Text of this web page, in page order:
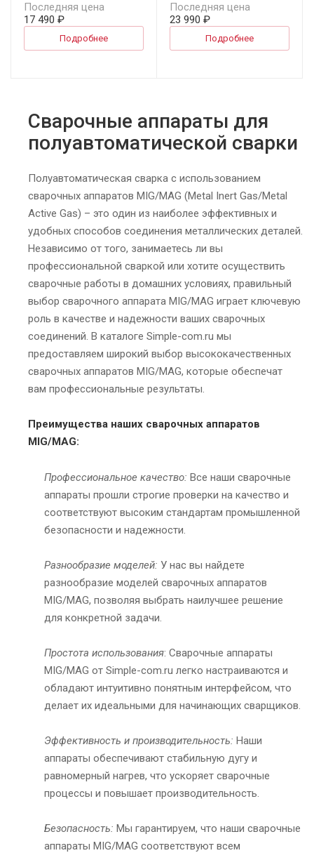
Последняя цена
17 490 ₽
Подробнее
Последняя цена
23 990 ₽
Подробнее
Сварочные аппараты для
полуавтоматической сварки
Полуавтоматическая сварка с использованием
сварочных аппаратов MIG/MAG (Metal Inert Gas/Metal
Active Gas) – это один из наиболее эффективных и
удобных способов соединения металлических деталей.
Независимо от того, занимаетесь ли вы
профессиональной сваркой или хотите осуществить
сварочные работы в домашних условиях, правильный
выбор сварочного аппарата MIG/MAG играет ключевую
роль в качестве и надежности ваших сварочных
соединений. В каталоге Simple-com.ru мы
предоставляем широкий выбор высококачественных
сварочных аппаратов MIG/MAG, которые обеспечат
вам профессиональные результаты.
Преимущества наших сварочных аппаратов
MIG/MAG:
Профессиональное качество: Все наши сварочные
аппараты прошли строгие проверки на качество и
соответствуют высоким стандартам промышленной
безопасности и надежности.
Разнообразие моделей: У нас вы найдете
разнообразие моделей сварочных аппаратов
MIG/MAG, позволяя выбрать наилучшее решение
для конкретной задачи.
Простота использования: Сварочные аппараты
MIG/MAG от Simple-com.ru легко настраиваются и
обладают интуитивно понятным интерфейсом, что
делает их идеальными для начинающих сварщиков.
Эффективность и производительность: Наши
аппараты обеспечивают стабильную дугу и
равномерный нагрев, что ускоряет сварочные
процессы и повышает производительность.
Безопасность: Мы гарантируем, что наши сварочные
аппараты MIG/MAG соответствуют всем